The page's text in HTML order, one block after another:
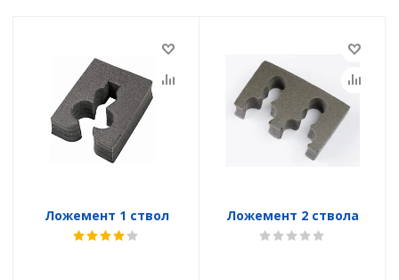
Ложемент 1 ствол Ложемент 2 ствола